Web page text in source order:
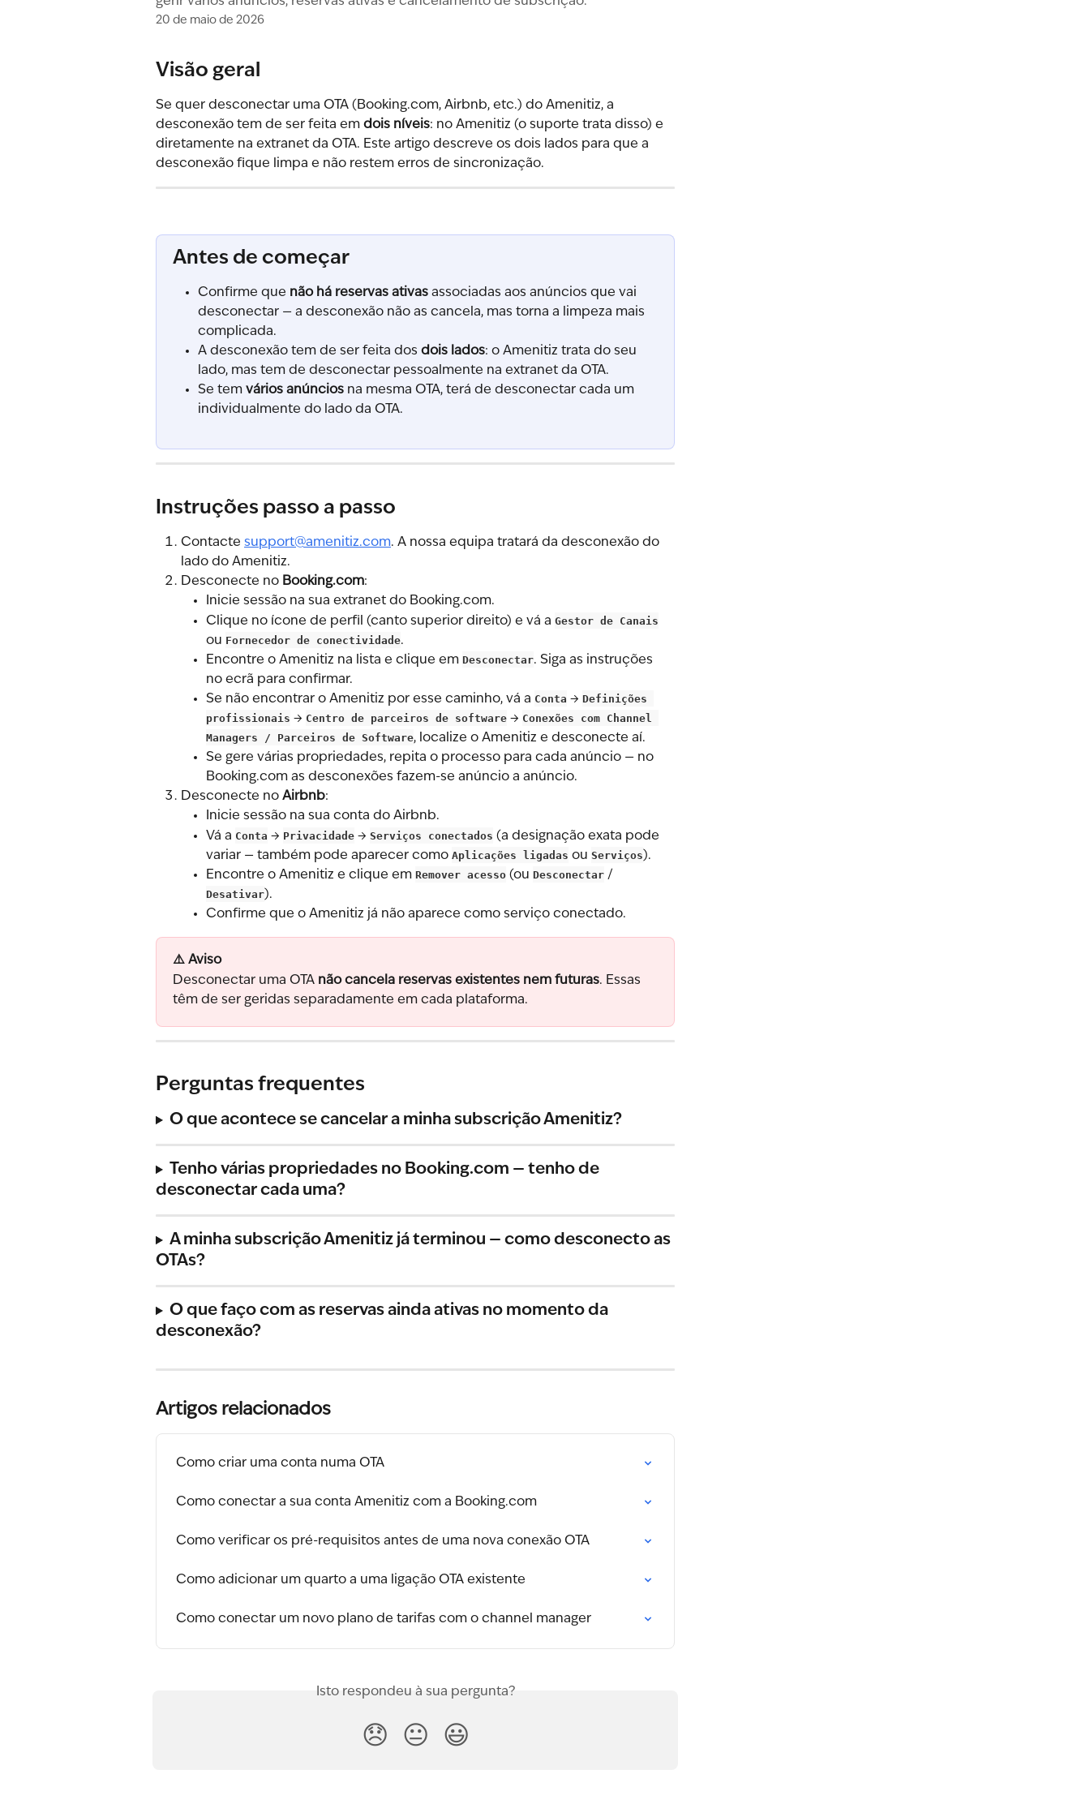
20 de maio de 2026
Visão geral
Se quer desconectar uma OTA (Booking.com, Airbnb, etc.) do Amenitiz, a
desconexão tem de ser feita em dois níveis: no Amenitiz (o suporte trata disso) e
diretamente na extranet da OTA. Este artigo descreve os dois lados para que a
desconexão fique limpa e não restem erros de sincronização.
Antes de começar
Confirme que não há reservas ativas associadas aos anúncios que vai
desconectar — a desconexão não as cancela, mas torna a limpeza mais
complicada.
A desconexão tem de ser feita dos dois lados: o Amenitiz trata do seu
lado, mas tem de desconectar pessoalmente na extranet da OTA.
Se tem vários anúncios na mesma OTA, terá de desconectar cada um
individualmente do lado da OTA.
Instruções passo a passo
Contacte support@amenitiz.com. A nossa equipa tratará da desconexão do
lado do Amenitiz.
Desconecte no Booking.com:
Inicie sessão na sua extranet do Booking.com.
Clique no ícone de perfil (canto superior direito) e vá a Gestor de Canais
ou Fornecedor de conectividade.
Encontre o Amenitiz na lista e clique em Desconectar. Siga as instruções
no ecrã para confirmar.
Se não encontrar o Amenitiz por esse caminho, vá a Conta → Definições
profissionais → Centro de parceiros de software → Conexões com Channel
Managers / Parceiros de Software, localize o Amenitiz e desconecte aí.
Se gere várias propriedades, repita o processo para cada anúncio — no
Booking.com as desconexões fazem-se anúncio a anúncio.
Desconecte no Airbnb:
Inicie sessão na sua conta do Airbnb.
Vá a Conta → Privacidade → Serviços conectados (a designação exata pode
variar — também pode aparecer como Aplicações ligadas ou Serviços ).
Encontre o Amenitiz e clique em Remover acesso (ou Desconectar /
Desativar).
Confirme que o Amenitiz já não aparece como serviço conectado.
⚠️ Aviso
Desconectar uma OTA não cancela reservas existentes nem futuras. Essas
têm de ser geridas separadamente em cada plataforma.
Perguntas frequentes
O que acontece se cancelar a minha subscrição Amenitiz?
Tenho várias propriedades no Booking.com — tenho de
desconectar cada uma?
A minha subscrição Amenitiz já terminou — como desconecto as
OTAs?
O que faço com as reservas ainda ativas no momento da
desconexão?
Artigos relacionados
Como criar uma conta numa OTA
Como conectar a sua conta Amenitiz com a Booking.com
Como verificar os pré-requisitos antes de uma nova conexão OTA
Como adicionar um quarto a uma ligação OTA existente
Como conectar um novo plano de tarifas com o channel manager
Isto respondeu à sua pergunta?
😞 😐 😃